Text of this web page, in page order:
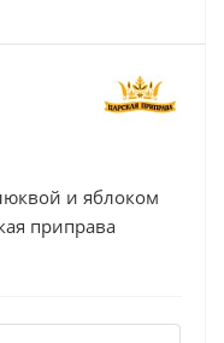
и яблоком
приправа